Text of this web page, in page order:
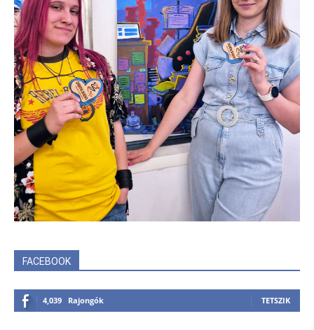
FACEBOOK
4,039 Rajongók TETSZIK